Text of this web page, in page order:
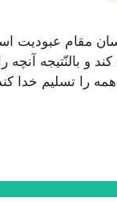
مقام عبودیت
بالنّتیجه آنچه
را تسلیم خدا